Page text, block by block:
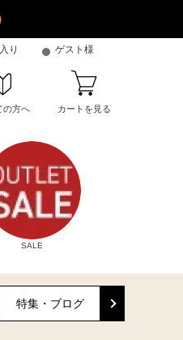
り ゲスト様
の方へ カートを見る
SALE
特集・ブログ